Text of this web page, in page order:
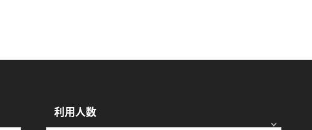
利用人数